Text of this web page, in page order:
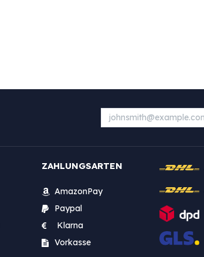
ZAHLUNGSARTEN
AmazonPay
Paypal
Klarna
Vorkasse